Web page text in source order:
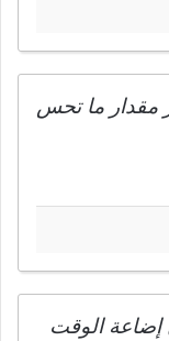
مقدار ما تحس
الوقت